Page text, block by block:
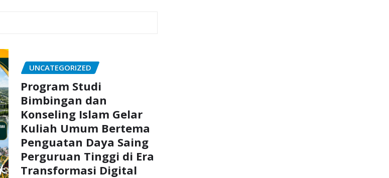
UNCATEGORIZED
Program Studi
Bimbingan dan
Konseling Islam Gelar
Kuliah Umum Bertema
Penguatan Daya Saing
Perguruan Tinggi di Era
Transformasi Digital